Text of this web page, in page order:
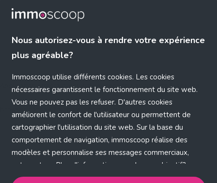
Nous autorisez-vous à rendre votre expérience
plus agréable?
Immoscoop utilise différents cookies. Les cookies
nécessaires garantissent le fonctionnement du site web.
Vous ne pouvez pas les refuser. D'autres cookies
améliorent le confort de l'utilisateur ou permettent de
cartographier l'utilisation du site web. Sur la base du
comportement de navigation, immoscoop réalise des
modèles et personnalise ses messages commerciaux,
entre autres. Plus d'informations sur chaque objectif?
Cliquez sur 'Gestion des cookies par objectif'.
Application error: a client-side exception has occurred (see the
browser console for more information)